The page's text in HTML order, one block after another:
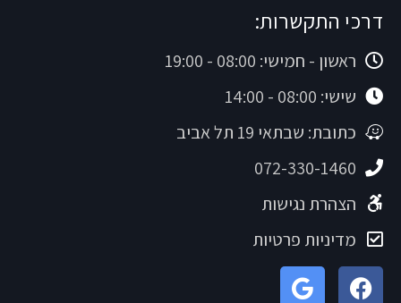
דרכי התקשרות:
ראשון - חמישי: 08:00 - 19:00
שישי: 08:00 - 14:00
כתובת: שבתאי 19 תל אביב
072-330-1460
הצהרת נגישות
מדיניות פרטיות